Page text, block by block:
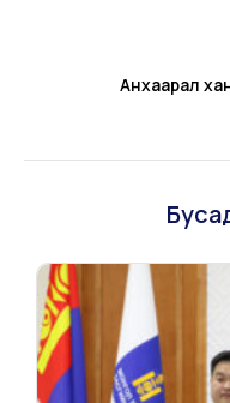
Анхаарал